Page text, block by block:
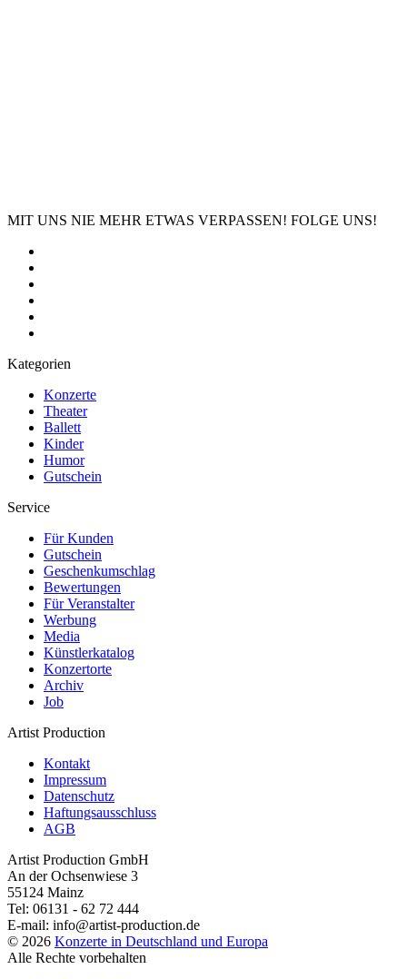
MIT UNS NIE MEHR ETWAS VERPASSEN! FOLGE UNS!
Kategorien
Konzerte
Theater
Ballett
Kinder
Humor
Gutschein
Service
Für Kunden
Gutschein
Geschenkumschlag
Bewertungen
Für Veranstalter
Werbung
Media
Künstlerkatalog
Konzertorte
Archiv
Job
Artist Production
Kontakt
Impressum
Datenschutz
Haftungsausschluss
AGB
Artist Production GmbH
An der Ochsenwiese 3
55124 Mainz
Tel: 06131 - 62 72 444
E-mail: info@artist-production.de
© 2026 Konzerte in Deutschland und Europa
Alle Rechte vorbehalten